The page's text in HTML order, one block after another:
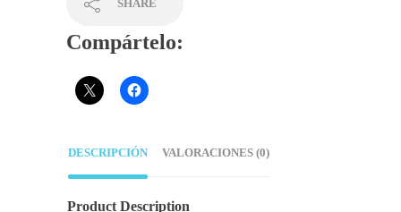
SHARE
Compártelo:
DESCRIPCIÓN VALORACIONES (0)
Product Description